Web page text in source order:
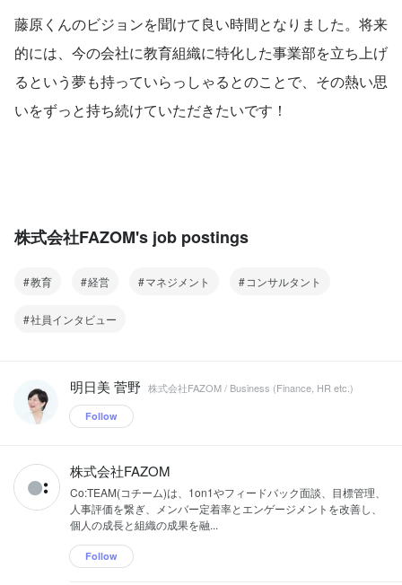
藤原くんのビジョンを聞けて良い時間となりました。将来
的には、今の会社に教育組織に特化した事業部を立ち上げ
るという夢も持っていらっしゃるとのことで、その熱い思
いをずっと持ち続けていただきたいです！
株式会社FAZOM's job postings
教育 経営 マネジメント コンサルタント
社員インタビュー
明日美 菅野 株式会社FAZOM / Business (Finance, HR etc.)
Follow
株式会社FAZOM
Co:TEAM(コチーム)は、1on1やフィードバック面談、目標管理、
人事評価を繋ぎ、メンバー定着率とエンゲージメントを改善し、
個人の成長と組織の成果を融...
Follow